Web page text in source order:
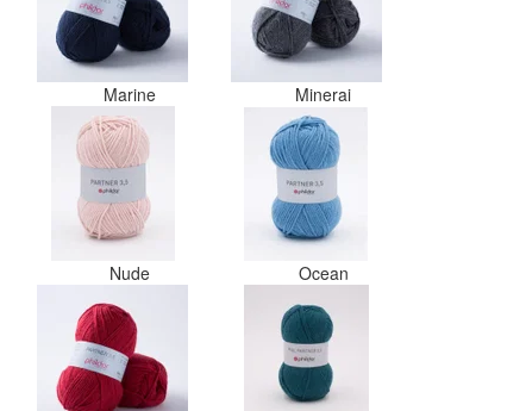
Marine Minerai
Nude Ocean